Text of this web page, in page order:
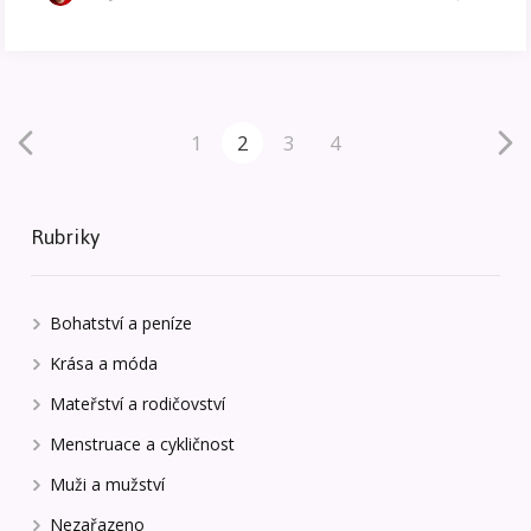
1 2 3 4
Rubriky
Bohatství a peníze
Krása a móda
Mateřství a rodičovství
Menstruace a cykličnost
Muži a mužství
Nezařazeno